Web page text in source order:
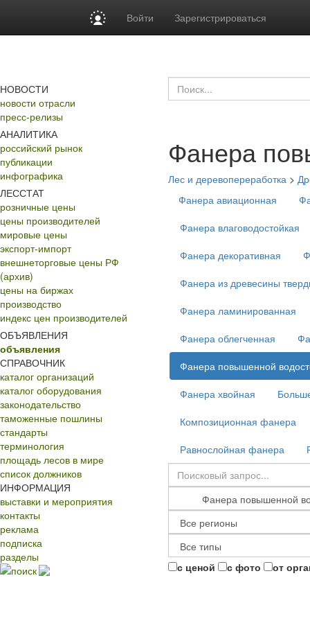
Войти Зарегистрироваться
НОВОСТИ
новости отрасли
пресс-релизы
АНАЛИТИКА
российский рынок
публикации
инфографика
ЛЕССТАТ
розничные цены
цены производителей
мировые цены
экспорт-импорт
внешнеторговые цены РФ
(архив)
цены на биржах
производство
индекс цен производителей
ОБЪЯВЛЕНИЯ
объявления
СПРАВОЧНИК
каталог организаций
каталог оборудования
законодательство
таможенные пошлины
стандарты
терминология
площадь лесов в мире
список должников
ИНФОРМАЦИЯ
выставки и мероприятия
контакты
реклама
подписка
разделы
поиск
Фанера
Лес и деревопереработка >
Фанера авиационная
Фанера влаговодостойкая
Фанера декоративная
Фанера из древесины
Фанера ламинированная
Фанера облегченная
Фанера повышенной
Фанера хвойная
Композиционная фанера
Равнослойная фанера
с ценой с фото от